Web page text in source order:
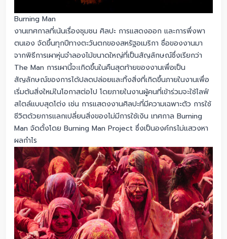
Burning Man
งานเทศกาลที่เน้นเรื่องชุมชน ศิลปะ การแสดงออก และการพึ่งพา
ตนเอง จัดขึ้นทุกปีทางตะวันตกของสหรัฐอเมริกา ชื่อของงานมา
จากพิธีการเผาหุ่นจำลองไม้ขนาดใหญ่ที่เป็นสัญลักษณ์ซึ่งเรียกว่า
The Man การเผานี้จะเกิดขึ้นในคืนสุดท้ายของงานเพื่อเป็น
สัญลักษณ์ของการได้ปลดปล่อยและทิ้งสิ่งที่เกิดขึ้นภายในงานเพื่อ
เริ่มต้นสิ่งใหม่ในโอกาสต่อไป โดยภายในงานผู้คนที่เข้าร่วมจะใช้ไลฟ์
สไตล์แบบสุดโต่ง เช่น การแสดงงานศิลปะที่มีความเฉพาะตัว การใช้
ชีวิตด้วยการแลกเปลี่ยนสิ่งของไม่มีการใช้เงิน เทศกาล Burning
Man จัดตั้งโดย Burning Man Project ซึ่งเป็นองค์กรไม่แสวงหา
ผลกำไร